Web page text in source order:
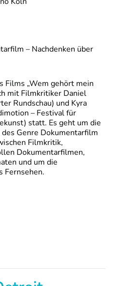
– Nachdenken über
Films „Wem gehört mein
mit Filmkritiker Daniel
Rundschau) und Kyra
– Festival für
statt. Es geht um die
Genre Dokumentarfilm
Filmkritik,
Dokumentarfilmen,
und um die
Fernsehen.